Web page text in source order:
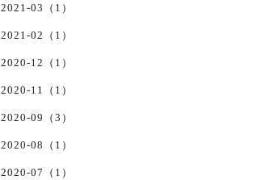
2021-03（1）
2021-02（1）
2020-12（1）
2020-11（1）
2020-09（3）
2020-08（1）
2020-07（1）